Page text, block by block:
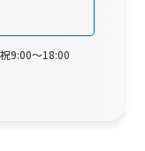
9:00～18:00